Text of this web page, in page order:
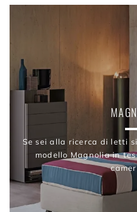
Se sei alla ricerca di letti
modello Magnolia in